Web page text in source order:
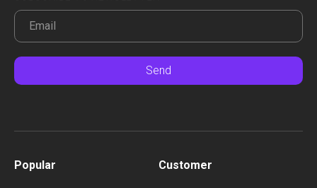
Send
Popular Customer